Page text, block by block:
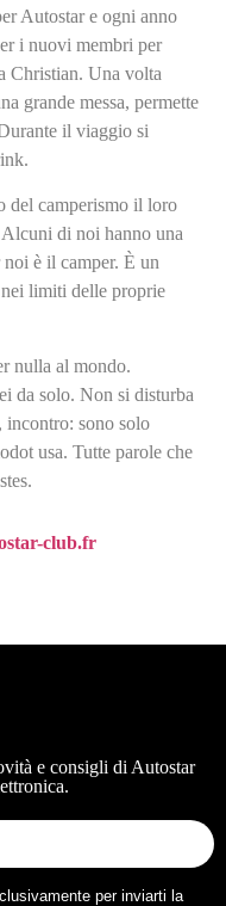
Autostar e ogni anno
i nuovi membri per
Christian. Una volta
grande messa, permette
il viaggio si
del camperismo il loro
di noi hanno una
noi è il camper. È un
limiti delle proprie
nulla al mondo.
da solo. Non si disturba
incontro: sono solo
usa. Tutte parole che
club.fr
e consigli di Autostar
per inviarti la